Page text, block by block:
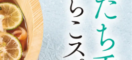
で
す